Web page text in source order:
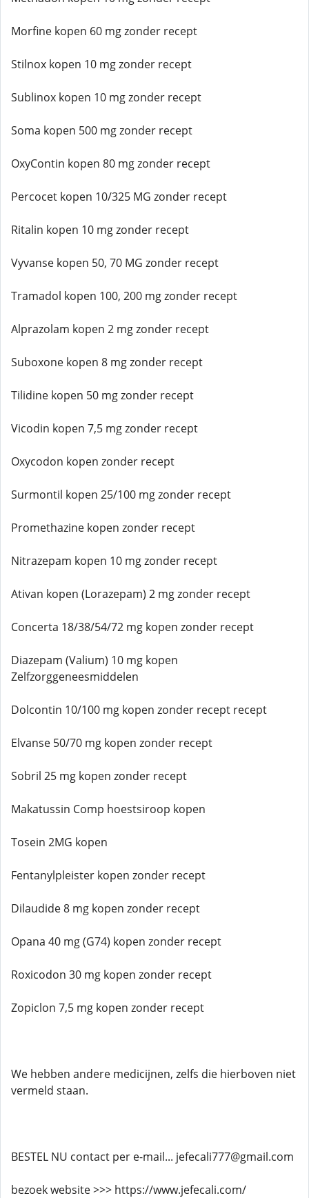
Morfine kopen 60 mg zonder recept
Stilnox kopen 10 mg zonder recept
Sublinox kopen 10 mg zonder recept
Soma kopen 500 mg zonder recept
OxyContin kopen 80 mg zonder recept
Percocet kopen 10/325 MG zonder recept
Ritalin kopen 10 mg zonder recept
Vyvanse kopen 50, 70 MG zonder recept
Tramadol kopen 100, 200 mg zonder recept
Alprazolam kopen 2 mg zonder recept
Suboxone kopen 8 mg zonder recept
Tilidine kopen 50 mg zonder recept
Vicodin kopen 7,5 mg zonder recept
Oxycodon kopen zonder recept
Surmontil kopen 25/100 mg zonder recept
Promethazine kopen zonder recept
Nitrazepam kopen 10 mg zonder recept
Ativan kopen (Lorazepam) 2 mg zonder recept
Concerta 18/38/54/72 mg kopen zonder recept
Diazepam (Valium) 10 mg kopen
Zelfzorggeneesmiddelen
Dolcontin 10/100 mg kopen zonder recept recept
Elvanse 50/70 mg kopen zonder recept
Sobril 25 mg kopen zonder recept
Makatussin Comp hoestsiroop kopen
Tosein 2MG kopen
Fentanylpleister kopen zonder recept
Dilaudide 8 mg kopen zonder recept
Opana 40 mg (G74) kopen zonder recept
Roxicodon 30 mg kopen zonder recept
Zopiclon 7,5 mg kopen zonder recept
We hebben andere medicijnen, zelfs die hierboven niet
vermeld staan.
BESTEL NU contact per e-mail... jefecali777@gmail.com
bezoek website >>> https://www.jefecali.com/